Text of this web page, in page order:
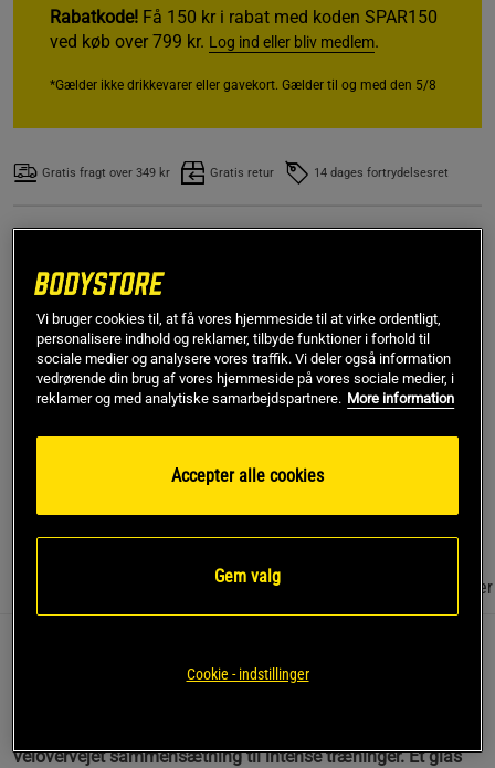
Rabatkode! Få 150 kr i rabat med koden SPAR150
ved køb over 799 kr. Log ind eller bliv medlem.
*Gælder ikke drikkevarer eller gavekort. Gælder til og med den 5/8
Gratis fragt over 349 kr Gratis retur 14 dages fortrydelsesret
Joakim KStemt topkarakter
Det virker, ingen tvivl om det. Dette produkt gør dig til et
bæst, prøv det.
SKU #9866-001R | EAN810153601791
The Curse! Pre-Workout fra JNX Sports er et højdosis
dem, der træner hårdt.
Anmeldelser(18) Næringsværdi og ingredienser
til at blive taget før træning. Hver dosis indeholder blandt
velovervejet sammensætning til intense træninger. Et glas
Vi bruger cookies til, at få vores hjemmeside til at virke ordentligt,
personalisere indhold og reklamer, tilbyde funktioner i forhold til
sociale medier og analysere vores traffik. Vi deler også information
vedrørende din brug af vores hjemmeside på vores sociale medier, i
reklamer og med analytiske samarbejdspartnere. More information
Accepter alle cookies
Gem valg
Cookie - indstillinger